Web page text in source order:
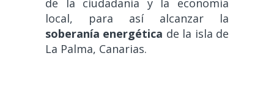
de la ciudadanía y la economía
local, para así alcanzar la
soberanía energética de la isla de
La Palma, Canarias.